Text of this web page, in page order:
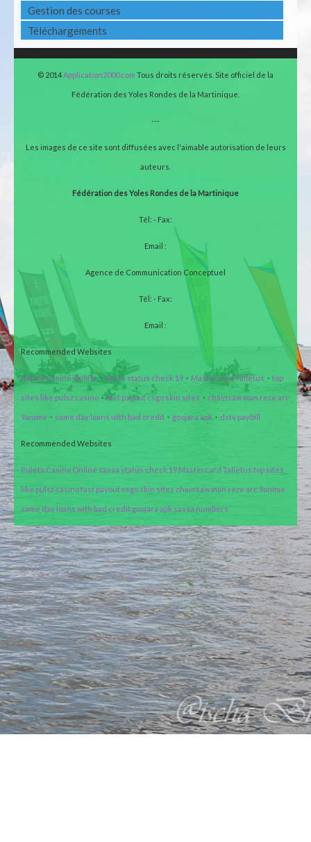
Gestion des courses
Téléchargements
© 2014Application2000.com Tous droits réservés. Site officiel de la
Fédération des Yoles Rondes de la Martinique.
---
Les images de ce site sont diffusées avec l'aimable autorisation de leurs
auteurs.
Fédération des Yoles Rondes de la Martinique
Tél: - Fax:
Email :
Agence de Communication Conceptuel
Tél: - Fax:
Email :
Recommended Websites
Ruleta Casino Online· sassa status check 19 · Mastercard Talletus · top
sites like pulsz casino ·fast payout csgo skin sites · chainsaw man reze arc
9anime · same day loans with bad credit · goojara apk · dstv paybill
Recommended Websites
Ruleta Casino Online sassa status check 19 Mastercard Talletus top sites
like pulsz casinofast payout csgo skin sites chainsaw man reze arc 9anime
same day loans with bad credit goojara apk sassa numbers